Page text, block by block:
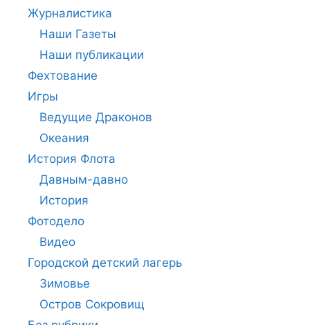
Журналистика
Наши Газеты
Наши публикации
Фехтование
Игры
Ведущие Драконов
Океания
История Флота
Давным-давно
История
Фотодело
Видео
Городской детский лагерь
Зимовье
Остров Сокровищ